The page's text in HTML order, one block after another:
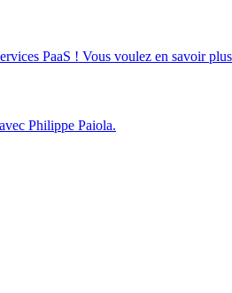
PaaS ! Vous voulez en savoir
Philippe Paiola.